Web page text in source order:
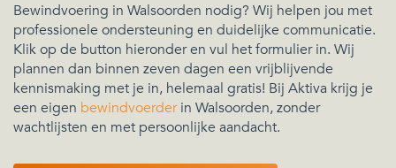
Bewindvoering in Walsoorden nodig? Wij helpen jou met
professionele ondersteuning en duidelijke communicatie.
Klik op de button hieronder en vul het formulier in. Wij
plannen dan binnen zeven dagen een vrijblijvende
kennismaking met je in, helemaal gratis! Bij Aktiva krijg je
een eigen bewindvoerderin Walsoorden, zonder
wachtlijsten en met persoonlijke aandacht.